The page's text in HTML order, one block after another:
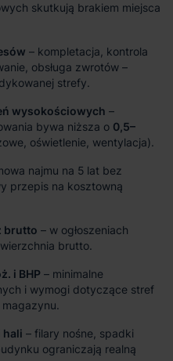
skutkują brakiem miejsca
– kompletacja, kontrola
obsługa zwrotów –
strefy.
wysokościowych –
bywa niższa o 0,5–
oświetlenie, wentylacja).
najmu na 5 lat bez
przepis na kosztowną
brutto – w ogłoszeniach
brutto.
i BHP – minimalne
i wymogi dotyczące stref
hali – filary nośne, spadki
ograniczają realną